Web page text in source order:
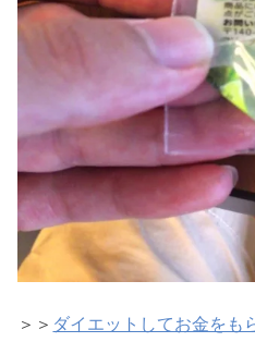
＞＞ ダイエットしてお金をも